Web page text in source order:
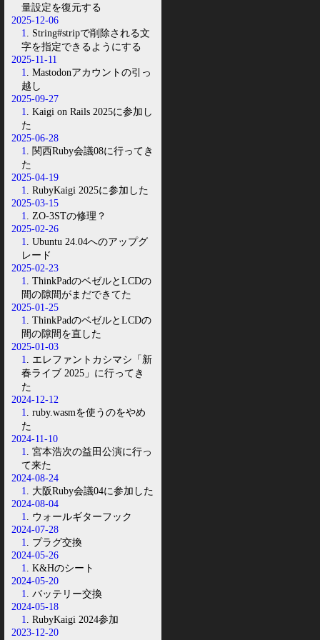
量設定を復元する
2025-12-06
1
. String#stripで削除される文
字を指定できるようにする
2025-11-11
1
. Mastodonアカウントの引っ
越し
2025-09-27
1
. Kaigi on Rails 2025に参加し
た
2025-06-28
1
. 関西Ruby会議08に行ってき
た
2025-04-19
1
. RubyKaigi 2025に参加した
2025-03-15
1
. ZO-3STの修理？
2025-02-26
1
. Ubuntu 24.04へのアップグ
レード
2025-02-23
1
. ThinkPadのベゼルとLCDの
間の隙間がまだできてた
2025-01-25
1
. ThinkPadのベゼルとLCDの
間の隙間を直した
2025-01-03
1
. エレファントカシマシ「新
春ライブ 2025」に行ってき
た
2024-12-12
1
. ruby.wasmを使うのをやめ
た
2024-11-10
1
. 宮本浩次の益田公演に行っ
て来た
2024-08-24
1
. 大阪Ruby会議04に参加した
2024-08-04
1
. ウォールギターフック
2024-07-28
1
. プラグ交換
2024-05-26
1
. K&Hのシート
2024-05-20
1
. バッテリー交換
2024-05-18
1
. RubyKaigi 2024参加
2023-12-20